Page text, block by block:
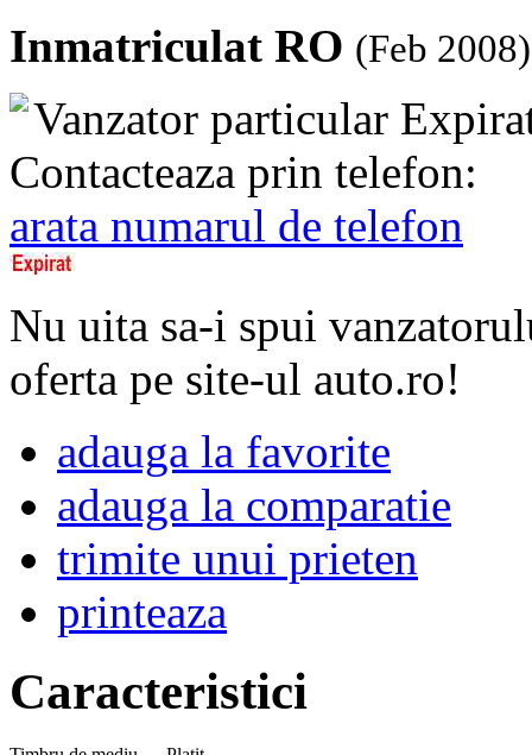
Inmatriculat RO (Feb 2008)
Vanzator particular
Contacteaza prin telefon:
arata numarul de telefon
Nu uita sa-i spui
oferta pe site-ul auto.ro!
adauga la favorite
adauga la comparatie
trimite unui prieten
printeaza
Caracteristici